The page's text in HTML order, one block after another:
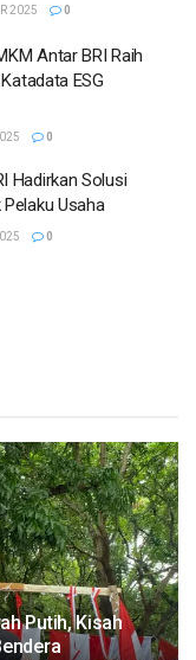
2025 0
Antar BRI Raih
ESG
0
Hadirkan Solusi
Usaha
0
Putih, Kisah